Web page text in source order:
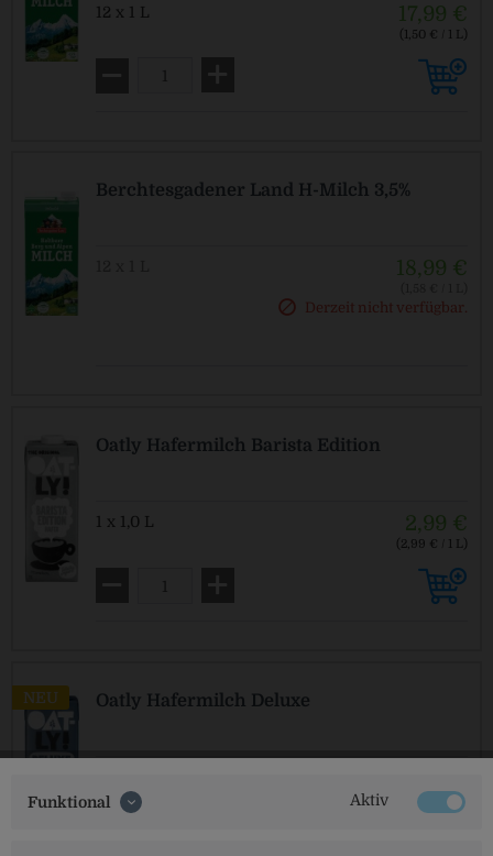
12 x 1 L 17,99 €
(1,50 € / 1 L)
Berchtesgadener Land H-Milch 3,5%
18,99 €
Derzeit nicht verfügbar.
Oatly Hafermilch Barista Edition
1 x 1,0 L 2,99 €
(2,99 € / 1 L)
NEU Oatly Hafermilch Deluxe
(2,99 € / 1 L)
Funktional Aktiv